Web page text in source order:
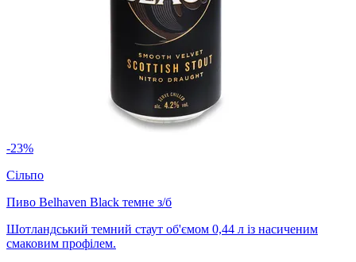
-23%
Сільпо
Пиво Belhaven Black темне з/б
Шотландський темний стаут об'ємом 0,44 л із насиченим
смаковим профілем.